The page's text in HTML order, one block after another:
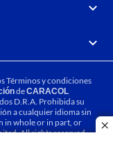
Términos y condiciones
deCARACOL
D.R.A. Prohibida su
a cualquier idioma sin
in whole or in part, or
All rights reserved